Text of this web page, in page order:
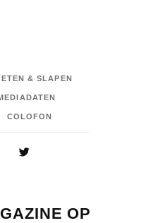
ETEN & SLAPEN
COLOFON
OP